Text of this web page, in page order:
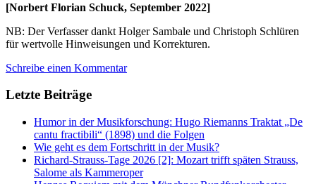
[Norbert Florian Schuck, September 2022]
NB: Der Verfasser dankt Holger Sambale und Christoph Schlüren
für wertvolle Hinweisungen und Korrekturen.
Schreibe einen Kommentar
Letzte Beiträge
Humor in der Musikforschung: Hugo Riemanns Traktat „De
cantu fractibili“ (1898) und die Folgen
Wie geht es dem Fortschritt in der Musik?
Richard-Strauss-Tage 2026 [2]: Mozart trifft späten Strauss,
Salome als Kammeroper